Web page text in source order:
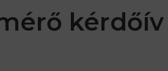
kérdőív